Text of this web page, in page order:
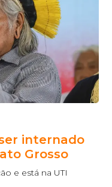
internado
Grosso
e está na UTI